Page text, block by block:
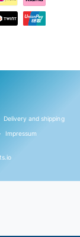
Delivery and shipping
Impressum